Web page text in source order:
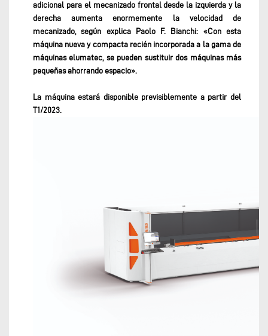
adicional para el mecanizado frontal desde la izquierda y la
derecha aumenta enormemente la velocidad de
mecanizado, según explica Paolo F. Bianchi: «Con esta
máquina nueva y compacta recién incorporada a la gama de
máquinas elumatec, se pueden sustituir dos máquinas más
pequeñas ahorrando espacio».
La máquina estará disponible previsiblemente a partir del
T1/2023.